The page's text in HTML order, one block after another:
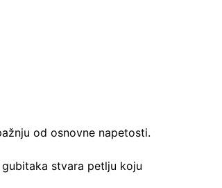
od osnovne napetosti.
stvara petlju koju